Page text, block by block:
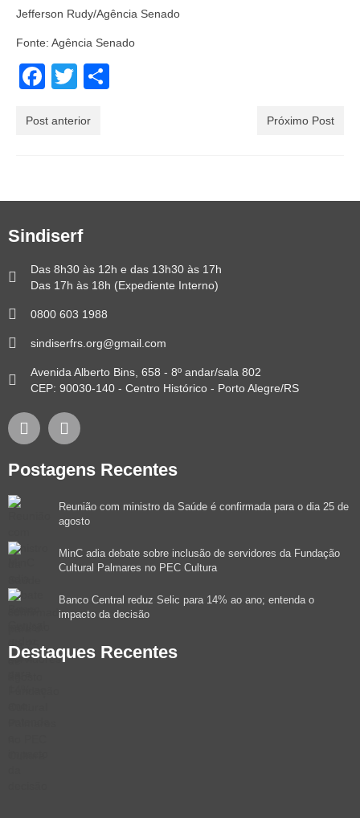
Jefferson Rudy/Agência Senado
Fonte: Agência Senado
Facebook
Twitter
Post anterior Próximo Post
Sindiserf
Das 8h30 às 12h e das 13h30 às 17h
Das 17h às 18h (Expediente Interno)
0800 603 1988
sindiserfrs.org@gmail.com
Avenida Alberto Bins, 658 - 8º andar/sala 802
CEP: 90030-140 - Centro Histórico - Porto Alegre/RS
Postagens Recentes
Reunião com ministro da Saúde é confirmada para o dia 25 de
agosto
MinC adia debate sobre inclusão de servidores da Fundação
Cultural Palmares no PEC Cultura
Banco Central reduz Selic para 14% ao ano; entenda o
impacto da decisão
Destaques Recentes